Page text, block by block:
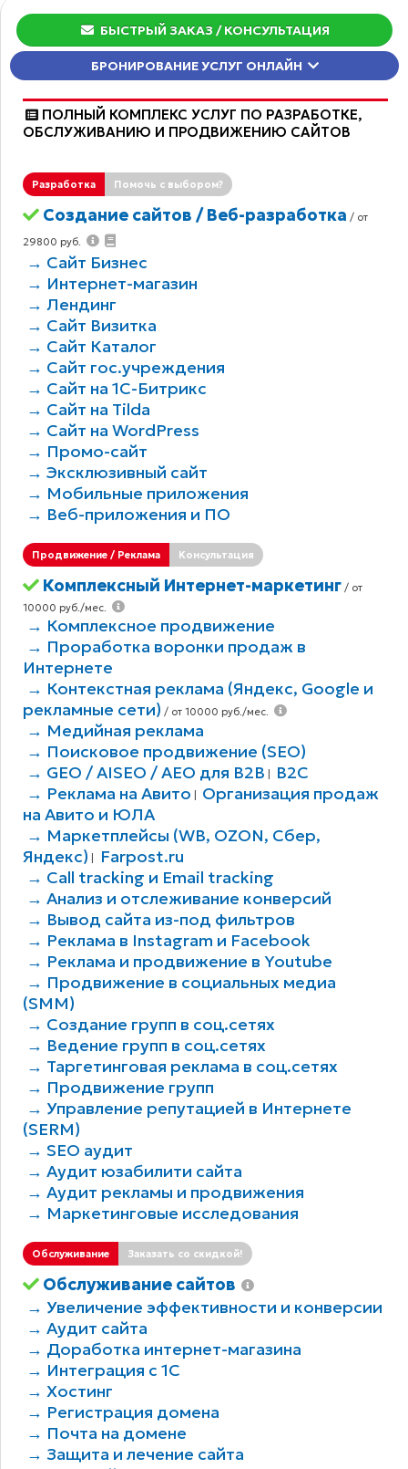
БЫСТРЫЙ ЗАКАЗ / КОНСУЛЬТАЦИЯ
БРОНИРОВАНИЕ УСЛУГ ОНЛАЙН
ПОЛНЫЙ КОМПЛЕКС УСЛУГ ПО РАЗРАБОТКЕ,
ОБCЛУЖИВАНИЮ И ПРОДВИЖЕНИЮ САЙТОВ
Разработка Помочь с выбором?
Создание сайтов / Веб-разработка / от
29800 руб.
→ Сайт Бизнес
→ Интернет-магазин
→ Лендинг
→ Сайт Визитка
→ Сайт Каталог
→ Сайт гос.учреждения
→ Сайт на 1С-Битрикс
→ Сайт на Tilda
→ Сайт на WordPress
→ Промо-сайт
→ Эксклюзивный сайт
→ Мобильные приложения
→ Веб-приложения и ПО
Продвижение / Реклама Консультация
Комплексный Интернет-маркетинг/ от
10000 руб./мес.
→ Комплексное продвижение
→ Проработка воронки продаж в
Интернете
→ Контекстная реклама (Яндекс, Google и
рекламные сети) / от 10000 руб./мес.
→ Медийная реклама
→ Поисковое продвижение (SEO)
→ GEO / AISEO / AEO для B2В
B2C
→ Реклама на Авито
Организация продаж
на Авито и ЮЛА
→ Маркетплейсы (WB, OZON, Сбер,
Яндекс)
Farpost.ru
→ Call tracking и Email tracking
→ Анализ и отслеживание конверсий
→ Вывод сайта из-под фильтров
→ Реклама в Instagram и Facebook
→ Реклама и продвижение в Youtube
→ Продвижение в социальных медиа
(SMM)
→ Создание групп в соц.сетях
→ Ведение групп в соц.сетях
→ Таргетинговая реклама в соц.сетях
→ Продвижение групп
→ Управление репутацией в Интернете
(SERM)
→ SEO аудит
→ Аудит юзабилити сайта
→ Аудит рекламы и продвижения
→ Маркетинговые исследования
Обслуживание Заказать со скидкой!
Обслуживание сайтов
→ Увеличение эффективности и конверсии
→ Аудит сайта
→ Доработка интернет-магазина
→ Интеграция с 1С
→ Хостинг
→ Регистрация домена
→ Почта на домене
→ Защита и лечение сайта